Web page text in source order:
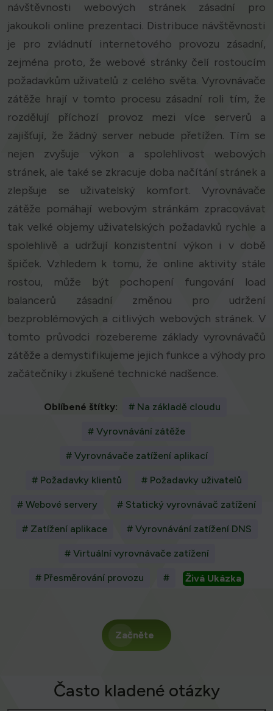
návštěvnosti webových stránek zásadní pro
jakoukoli online prezentaci. Distribuce návštěvnosti
je pro zvládnutí internetového provozu zásadní,
zejména proto, že webové stránky čelí rostoucím
požadavkům uživatelů z celého světa. Vyrovnávače
zátěže hrají v tomto procesu zásadní roli tím, že
rozdělují příchozí provoz mezi více serverů a
zajišťují, že žádný server nebude přetížen. Tím se
nejen zvyšuje výkon a spolehlivost webových
stránek, ale také se zkracuje doba načítání stránek a
zlepšuje se uživatelský komfort. Vyrovnávače
zátěže pomáhají webovým stránkám zpracovávat
tak velké objemy uživatelských požadavků rychle a
spolehlivě a udržují konzistentní výkon i v době
špiček. Vzhledem k tomu, že online aktivity stále
rostou, může být pochopení fungování load
balancerů zásadní změnou pro udržení
bezproblémových a citlivých webových stránek. V
tomto průvodci rozebereme základy vyrovnávačů
zátěže a demystifikujeme jejich funkce a výhody pro
začátečníky i zkušené technické nadšence.
Oblíbené štítky: # Na základě cloudu
# Vyrovnávání zátěže
# Vyrovnávače zatížení aplikací
# Požadavky klientů # Požadavky uživatelů
# Webové servery # Statický vyrovnávač zatížení
# Zatížení aplikace # Vyrovnávání zatížení DNS
# Virtuální vyrovnávače zatížení
# Přesměrování provozu # Živá Ukázka
Začněte
Často kladené otázky